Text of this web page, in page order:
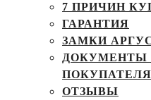
7 ПРИЧИН
ГАРАНТИЯ
ЗАМКИ
ДОКУМЕНТЫ
ПОКУПАТЕЛЯ
ОТЗЫВЫ